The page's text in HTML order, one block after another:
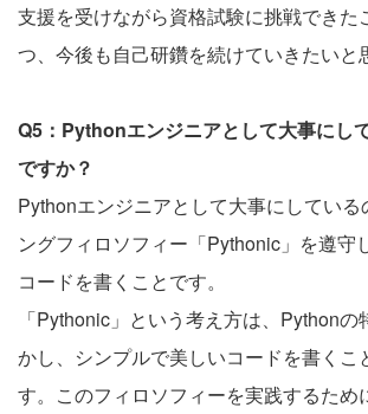
支援を受けながら資格試験に挑戦できた
つ、今後も自己研鑽を続けていきたいと
Q5：Pythonエンジニアとして大事にし
ですか？
Pythonエンジニアとして大事にしている
ングフィロソフィー「Pythonic」を遵守
コードを書くことです。
「Pythonic」という考え方は、Python
かし、シンプルで美しいコードを書くこ
す。このフィロソフィーを実践するため